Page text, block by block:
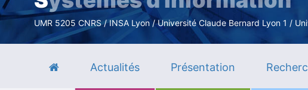
UMR 5205 CNRS / INSA Lyon / Université Claude Bernard Lyon 1 /
Actualités Présentation